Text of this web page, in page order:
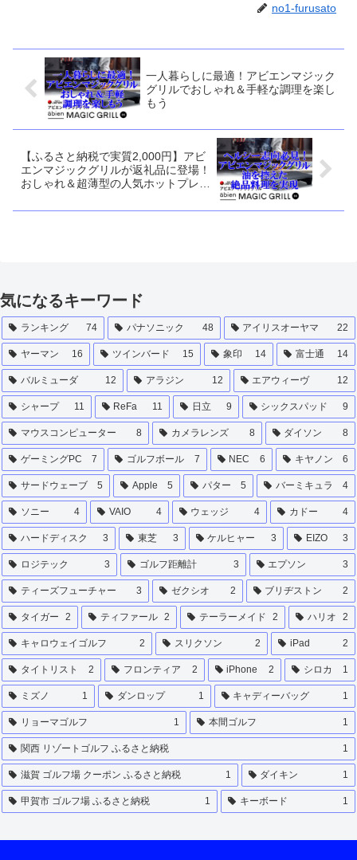
no1-furusato
一人暮らしに最適！アビエンマジック
グリルでおしゃれ＆手軽な調理を楽し
もう
【ふるさと納税で実質2,000円】アビ
エンマジックグリルが返礼品に登場！
おしゃれ＆超薄型の人気ホットプレー
気になるキーワード
ランキング 74 パナソニック 48 アイリスオーヤマ 22
ヤーマン 16 ツインバード 15 象印 14 富士通 14
バルミューダ 12 アラジン 12 エアウィーヴ 12
シャープ 11 ReFa 11 日立 9 シックスパッド 9
マウスコンピューター 8 カメラレンズ 8 ダイソン 8
ゲーミングPC 7 ゴルフボール 7 NEC 6 キヤノン 6
サードウェーブ 5 Apple 5 パター 5 バーミキュラ 4
ソニー 4 VAIO 4 ウェッジ 4 カドー 4
ハードディスク 3 東芝 3 ケルヒャー 3 EIZO 3
ロジテック 3 ゴルフ距離計 3 エプソン 3
ティーズフューチャー 3 ゼクシオ 2 ブリヂストン 2
タイガー 2 ティファール 2 テーラーメイド 2 ハリオ 2
キャロウェイゴルフ 2 スリクソン 2 iPad 2
タイトリスト 2 フロンティア 2 iPhone 2 シロカ 1
ミズノ 1 ダンロップ 1 キャディーバッグ 1
リョーマゴルフ 1 本間ゴルフ 1
関西 リゾートゴルフ ふるさと納税 1
滋賀 ゴルフ場 クーポン ふるさと納税 1 ダイキン 1
甲賀市 ゴルフ場 ふるさと納税 1 キーボード 1